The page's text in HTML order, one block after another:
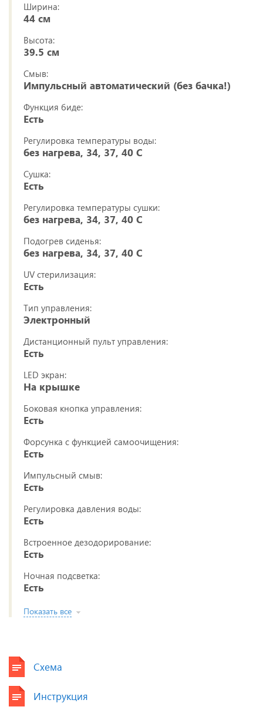
Ширина:
44 см
Высота:
39.5 см
Смыв:
Импульсный автоматический (без бачка!)
Функция биде:
Есть
Регулировка температуры воды:
без нагрева, 34, 37, 40 C
Сушка:
Есть
Регулировка температуры сушки:
без нагрева, 34, 37, 40 C
Подогрев сиденья:
без нагрева, 34, 37, 40 C
UV стерилизация:
Есть
Тип управления:
Электронный
Дистанционный пульт управления:
Есть
LED экран:
На крышке
Боковая кнопка управления:
Есть
Форсунка с функцией самоочищения:
Есть
Импульсный смыв:
Есть
Регулировка давления воды:
Есть
Встроенное дезодорирование:
Есть
Ночная подсветка:
Есть
Показать все
Схема
Инструкция